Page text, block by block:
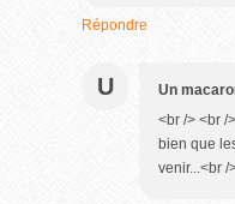
Répondre
U Un
<br /> <br /
bien que
venir...<br /